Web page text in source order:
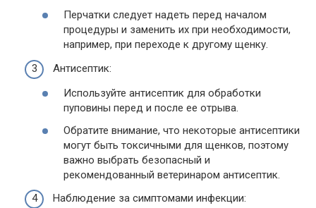
Перчатки следует надеть перед началом
процедуры и заменить их при необходимости,
например, при переходе к другому щенку.
Антисептик:
Используйте антисептик для обработки
пуповины перед и после ее отрыва.
Обратите внимание, что некоторые антисептики
могут быть токсичными для щенков, поэтому
важно выбрать безопасный и
рекомендованный ветеринаром антисептик.
Наблюдение за симптомами инфекции: